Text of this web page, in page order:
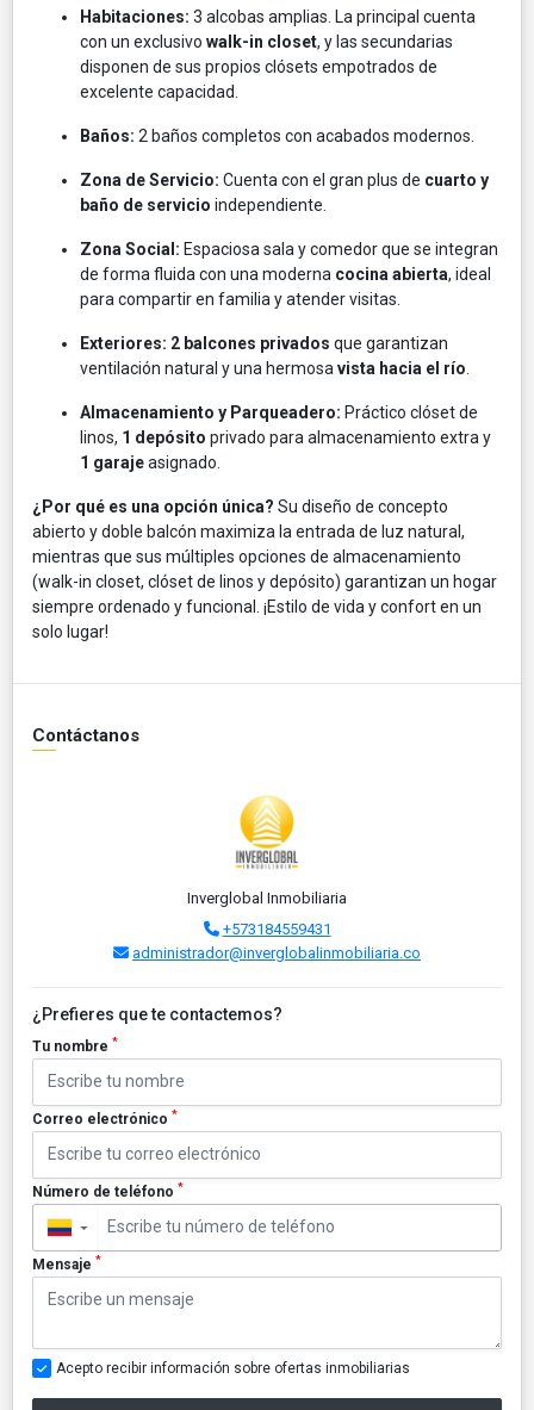
Habitaciones: 3 alcobas amplias. La principal cuenta
con un exclusivo walk-in closet, y las secundarias
disponen de sus propios clósets empotrados de
excelente capacidad.
Baños: 2 baños completos con acabados modernos.
Zona de Servicio: Cuenta con el gran plus de cuarto y
baño de servicio independiente.
Zona Social: Espaciosa sala y comedor que se integran
de forma fluida con una moderna cocina abierta, ideal
para compartir en familia y atender visitas.
Exteriores: 2 balcones privados que garantizan
ventilación natural y una hermosa vista hacia el río
Almacenamiento y Parqueadero: Práctico clóset de
linos, 1 depósito privado para almacenamiento extra y
1 garajeasignado.
¿Por qué es una opción única? Su diseño de concepto
abierto y doble balcón maximiza la entrada de luz natural,
mientras que sus múltiples opciones de almacenamiento
(walk-in closet, clóset de linos y depósito) garantizan un hogar
siempre ordenado y funcional. ¡Estilo de vida y confort en un
solo lugar!
Contáctanos
Inverglobal Inmobiliaria
+573184559431
administrador@inverglobalinmobiliaria.co
¿Prefieres que te contactemos?
Tu nombre *
Correo electrónico *
Número de teléfono *
▼
Mensaje *
Acepto recibir información sobre ofertas inmobiliarias